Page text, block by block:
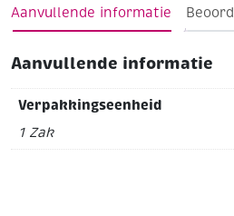
Aanvullende informatie
Aanvullende informatie
Verpakkingseenheid
1 Zak